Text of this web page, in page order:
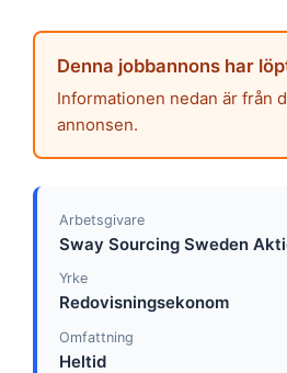
Denna jobbannons har
Informationen nedan är från
annonsen.
Arbetsgivare
Sway Sourcing Sweden
Yrke
Redovisningsekonom
Omfattning
Heltid